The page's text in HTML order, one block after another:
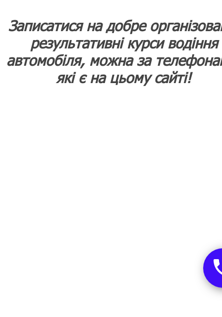
Записатися на добре
результативні курси водіння
автомобіля, можна за
які є на цьому сайті!